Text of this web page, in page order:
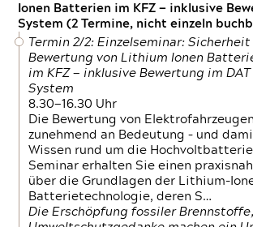
Ionen Batterien im KFZ — inklusive
System (2 Termine, nicht einzeln
Termin 2/2: Einzelseminar: Sicherheit
Bewertung von Lithium Ionen
im KFZ — inklusive Bewertung im DAT
System
8.30—16.30 Uhr
Die Bewertung von
zunehmend an Bedeutung – und
Wissen rund um die
Seminar erhalten Sie einen
über die Grundlagen der Lithium-
Batterietechnologie, deren S…
Die Erschöpfung fossiler